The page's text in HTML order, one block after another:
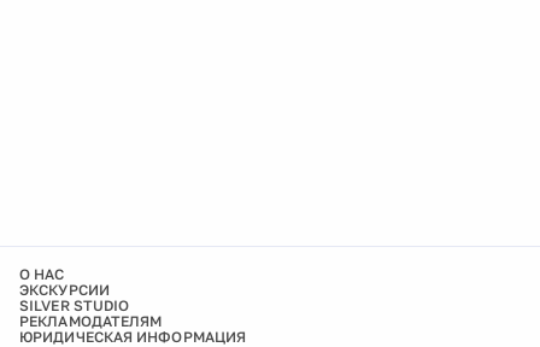
О НАС
ЭКСКУРСИИ
SILVER STUDIO
РЕКЛАМОДАТЕЛЯМ
ЮРИДИЧЕСКАЯ ИНФОРМАЦИЯ